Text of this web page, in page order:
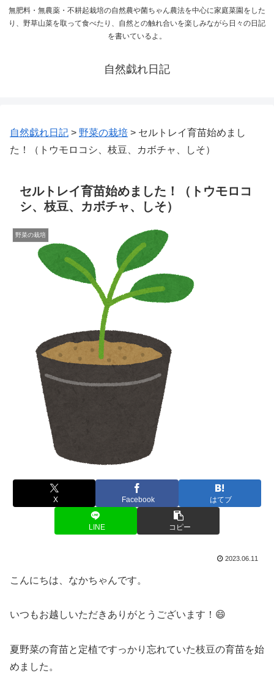
無肥料・無農薬・不耕起栽培の自然農や菌ちゃん農法を中心に家庭菜園をした
り、野草山菜を取って食べたり、自然との触れ合いを楽しみながら日々の日記
を書いているよ。
自然戯れ日記
自然戯れ日記 > 野菜の栽培 > セルトレイ育苗始めまし
た！（トウモロコシ、枝豆、カボチャ、しそ）
セルトレイ育苗始めました！（トウモロコ
シ、枝豆、カボチャ、しそ）
野菜の栽培
X Facebook はてブ
LINE コピー
2023.06.11
こんにちは、なかちゃんです。
いつもお越しいただきありがとうございます！😄
夏野菜の育苗と定植ですっかり忘れていた枝豆の育苗を始
めました。